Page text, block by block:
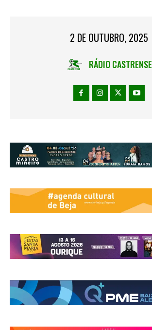
2 DE OUTUBRO, 2025
RÁDIO CASTRENSE